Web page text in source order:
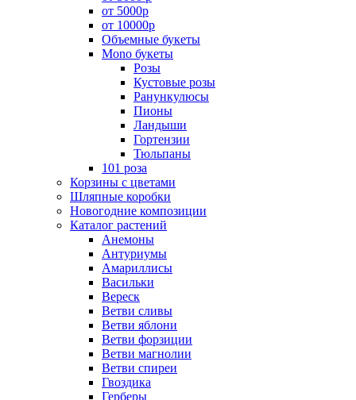
от 5000р
от 10000р
Объемные букеты
Mono букеты
Розы
Кустовые розы
Ранункулюсы
Пионы
Ландыши
Гортензии
Тюльпаны
101 роза
Корзины с цветами
Шляпные коробки
Новогодние композиции
Каталог растений
Анемоны
Антуриумы
Амариллисы
Васильки
Вереск
Ветви сливы
Ветви яблони
Ветви форзиции
Ветви магнолии
Ветви спиреи
Гвоздика
Герберы